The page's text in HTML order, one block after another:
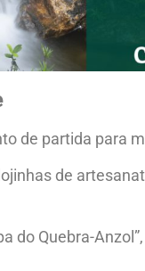
de partida para
de
do Quebra-